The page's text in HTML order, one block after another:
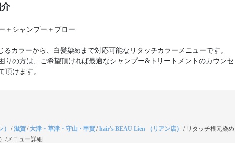
＋シャンプー＋ブロー
カラーから、白髪染めまで対応可能なリタッチカラーメニューです。
りの方は、ご希望頂ければ最適なシャンプー&トリートメントのカウンセ
頂けます。
/滋賀/大津・草津・守山・甲賀/hair's BEAU Lien （リアン店） / リタッチ根元染め
/メニュー詳細